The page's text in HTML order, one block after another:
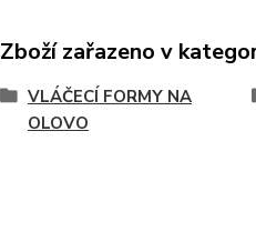
Zboží zařazeno v
VLÁČECÍ FORMY NA
OLOVO